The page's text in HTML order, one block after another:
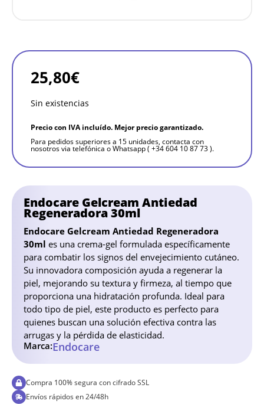
Endocare Gelcream Antiedad
Regeneradora 30ml
Endocare Gelcream Antiedad Regeneradora
30ml es una crema-gel formulada específicamente
para combatir los signos del envejecimiento cutáneo.
Su innovadora composición ayuda a regenerar la
piel, mejorando su textura y firmeza, al tiempo que
proporciona una hidratación profunda. Ideal para
todo tipo de piel, este producto es perfecto para
quienes buscan una solución efectiva contra las
arrugas y la pérdida de elasticidad.
Marca:Endocare
25,80€
Sin existencias
Precio con IVA incluído. Mejor precio garantizado.
Para pedidos superiores a 15 unidades, contacta con
nosotros via telefónica o Whatsapp ( +34 604 10 87 73 ).
Compra 100% segura con cifrado SSL
Envíos rápidos en 24/48h